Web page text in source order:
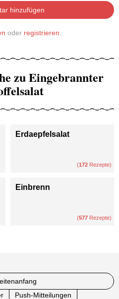
hinzufügen
oder registrieren
zu Eingebrannter
Erdaepfelsalat
(172 Rezepte)
Einbrenn
(577 Rezepte)
Push-Mitteilungen